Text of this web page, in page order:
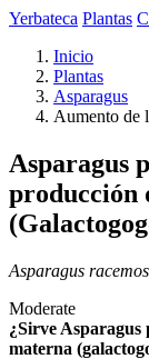
Yerbateca Plantas
Inicio
Plantas
Asparagus
Aumento de
Asparagus
producción
Asparagus
Moderate
¿Sirve Asparagus
materna